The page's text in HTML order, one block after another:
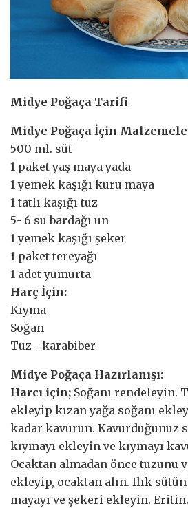
Midye Poğaça Tarifi
Midye Poğaça İçin
500 ml. süt
1 paket yaş maya yada
1 yemek kaşığı kuru maya
1 tatlı kaşığı tuz
5- 6 su bardağı un
1 yemek kaşığı şeker
1 paket tereyağı
1 adet yumurta
Harç İçin:
Kıyma
Soğan
Tuz –karabiber
Midye Poğaça Hazırlanışı:
Harcı için; Soğanı rendeleyin.
ekleyip kızan yağa soğanı
kadar kavurun. Kavurduğunuz
kıymayı ekleyin ve kıymayı
Ocaktan almadan önce tuzunu
ekleyip, ocaktan alın. Ilık
mayayı ve şekeri ekleyin.